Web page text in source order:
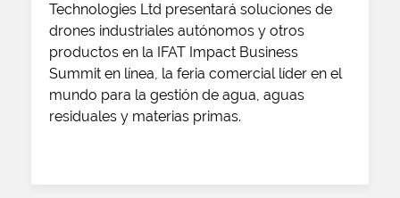
Technologies Ltd presentará soluciones de
drones industriales autónomos y otros
productos en la IFAT Impact Business
Summit en línea, la feria comercial líder en el
mundo para la gestión de agua, aguas
residuales y materias primas.